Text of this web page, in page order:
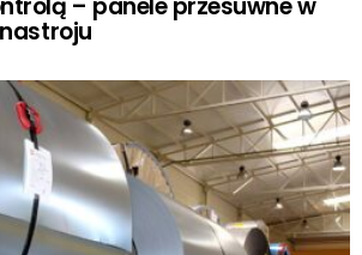
– panele przesuwne w